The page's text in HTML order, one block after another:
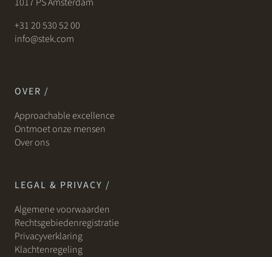
+31 20 530 52 00
info@stek.com
OVER /
Approachable excellence
Ontmoet onze mensen
Over ons
LEGAL & PRIVACY /
Algemene voorwaarden
Rechtsgebiedenregistratie
Privacyverklaring
Klachtenregeling